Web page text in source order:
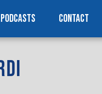
PODCASTS CONTACT